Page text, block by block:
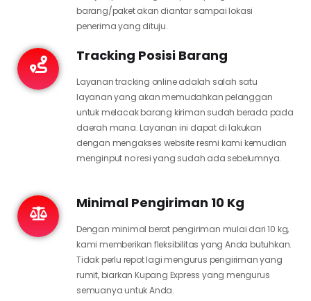
barang/paket akan diantar sampai lokasi
penerima yang dituju.
Tracking Posisi Barang
Layanan tracking online adalah salah satu
layanan yang akan memudahkan pelanggan
untuk melacak barang kiriman sudah berada pada
daerah mana. Layanan ini dapat di lakukan
dengan mengakses website resmi kami kemudian
menginput no resi yang sudah ada sebelumnya.
Minimal Pengiriman 10 Kg
Dengan minimal berat pengiriman mulai dari 10 kg,
kami memberikan fleksibilitas yang Anda butuhkan.
Tidak perlu repot lagi mengurus pengiriman yang
rumit, biarkan Kupang Express yang mengurus
semuanya untuk Anda.